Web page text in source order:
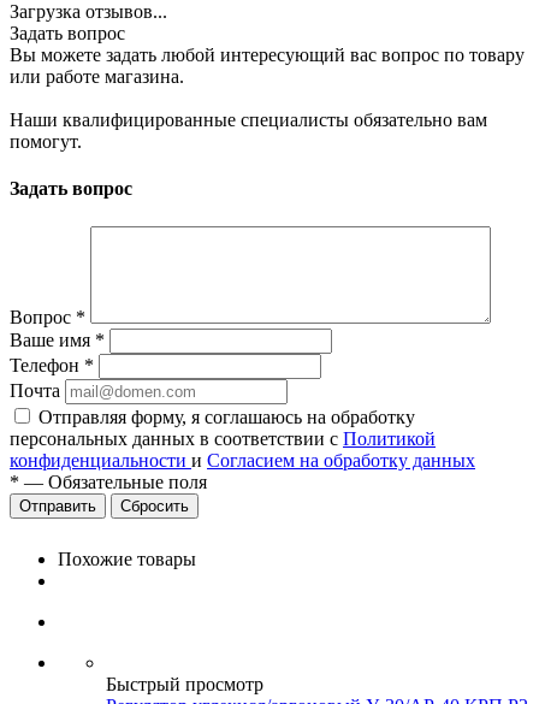
Загрузка отзывов...
Задать вопрос
Вы можете задать любой интересующий вас вопрос по товару
или работе магазина.
Наши квалифицированные специалисты обязательно вам
помогут.
Задать вопрос
Вопрос *
Ваше имя *
Телефон *
Почта
Отправляя форму, я соглашаюсь на обработку
персональных данных в соответствии с Политикой
конфиденциальности и Согласием на обработку данных
* — Обязательные поля
Сбросить
Похожие товары
Быстрый просмотр